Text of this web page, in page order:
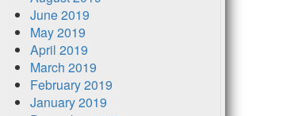
June 2019
May 2019
April 2019
March 2019
February 2019
January 2019